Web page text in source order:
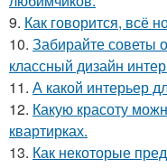
9. Как говорится, всё
10. Забирайте советы
классный дизайн
11. А какой интерьер
12. Какую красоту
квартирках.
13. Как некоторые